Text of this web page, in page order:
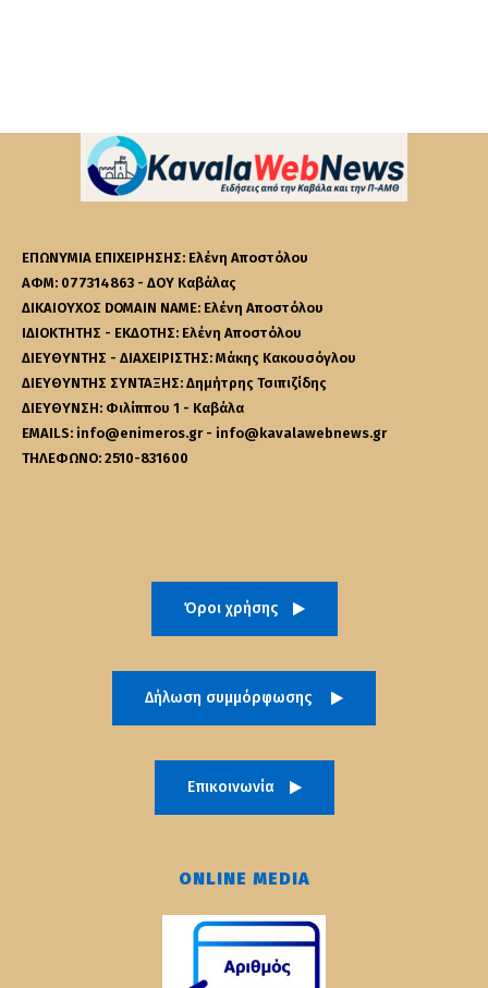
ΕΠΩΝΥΜΙΑ ΕΠΙΧΕΙΡΗΣΗΣ: Ελένη Αποστόλου
ΑΦΜ: 077314863 - ΔΟΥ Καβάλας
ΔΙΚΑΙΟΥΧΟΣ DOMAIN NAME: Ελένη Αποστόλου
ΙΔΙΟΚΤΗΤΗΣ - ΕΚΔΟΤΗΣ: Ελένη Αποστόλου
ΔΙΕΥΘΥΝΤΗΣ - ΔΙΑΧΕΙΡΙΣΤΗΣ: Μάκης Κακουσόγλου
ΔΙΕΥΘΥΝΤΗΣ ΣΥΝΤΑΞΗΣ: Δημήτρης Τσιπιζίδης
ΔΙΕΥΘΥΝΣΗ: Φιλίππου 1 - Καβάλα
EMAILS: info@enimeros.gr - info@kavalawebnews.gr
ΤΗΛΕΦΩΝΟ: 2510-831600
Όροι χρήσης
Δήλωση συμμόρφωσης
Επικοινωνία
ONLINE MEDIA